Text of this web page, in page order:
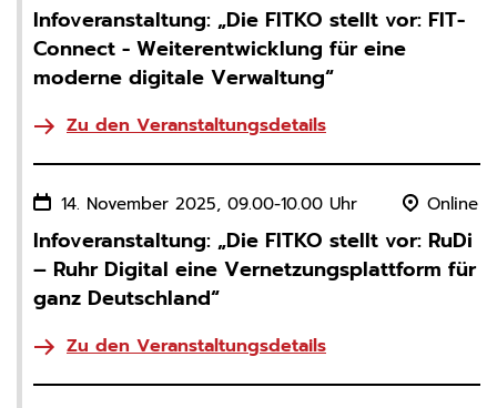
Infoveranstaltung: „Die FITKO stellt vor: FIT-
Connect - Weiterentwicklung für eine
moderne digitale Verwaltung“
Zu den Veranstaltungsdetails
Infoveranstaltung: „Die FITKO stellt vor: RuDi
– Ruhr Digital eine Vernetzungsplattform für
ganz Deutschland“
14. November 2025, 09.00-10.00 Uhr Online
Zu den Veranstaltungsdetails
PHPSESSID
Zweck:
Sitzungscookie zur eindeutigen Identifizierung eines
Cookie Laufzeit:
STATISTIK
Statistik Cookies erfassen Informationen anonym. Diese
Informationen helfen uns zu verstehen, wie unsere
Besucher unsere Website nutzen.
Statistiken und Analysen
Name: